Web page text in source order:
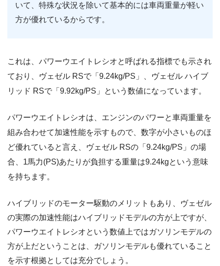
いて、特殊な状況を除いて基本的には車両重量が軽い
方が優れているからです。
これは、パワーウエイトレシオと呼ばれる指標でも示され
ており、ヴェゼル RSで「9.24kg/PS」、ヴェゼル ハイブ
リッド RSで「9.92kg/PS」という数値になっています。
パワーウエイトレシオは、エンジンのパワーと車両重量を
組み合わせて加速性能を示すもので、数字が小さいものほ
ど優れていると言え、ヴェゼル RSの「9.24kg/PS」の場
合、1馬力(PS)あたりが負担する重量は9.24kgという意味
を持ちます。
ハイブリッドのモーター駆動のメリットもあり、ヴェゼル
の実際の加速性能はハイブリッドモデルの方が上ですが、
パワーウエイトレシオという数値上ではガソリンモデルの
方が上だということは、ガソリンモデルも優れていること
を示す根拠としては充分でしょう。